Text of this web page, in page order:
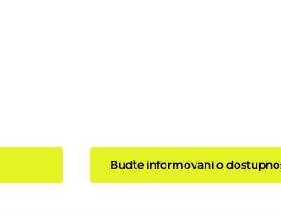
Buďte informovaní o